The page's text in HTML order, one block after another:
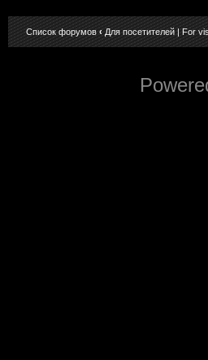
Список форумов ‹ Для посетителей | For